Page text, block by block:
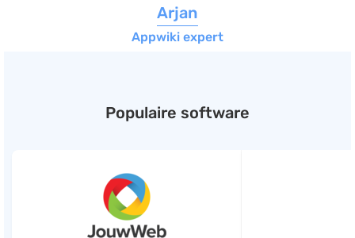
Arjan
Appwiki expert
Populaire software